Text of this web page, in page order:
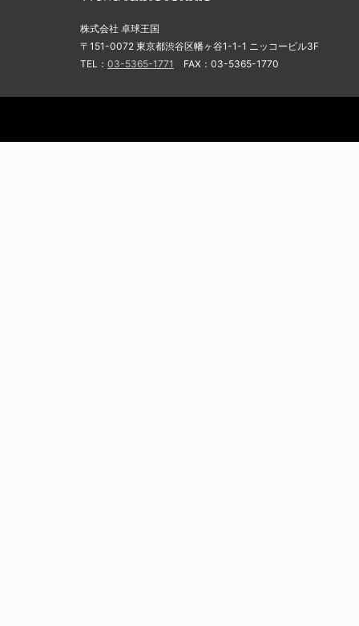
株式会社 卓球王国
〒151-0072 東京都渋谷区幡ヶ谷1-1-1 ニッコービル3F
TEL： 03-5365-1771 FAX：03-5365-1770